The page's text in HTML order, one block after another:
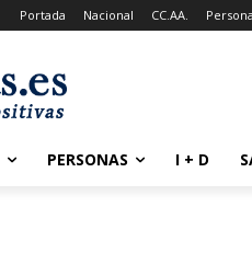
Portada Nacional CC.AA.
PERSONAS I + D